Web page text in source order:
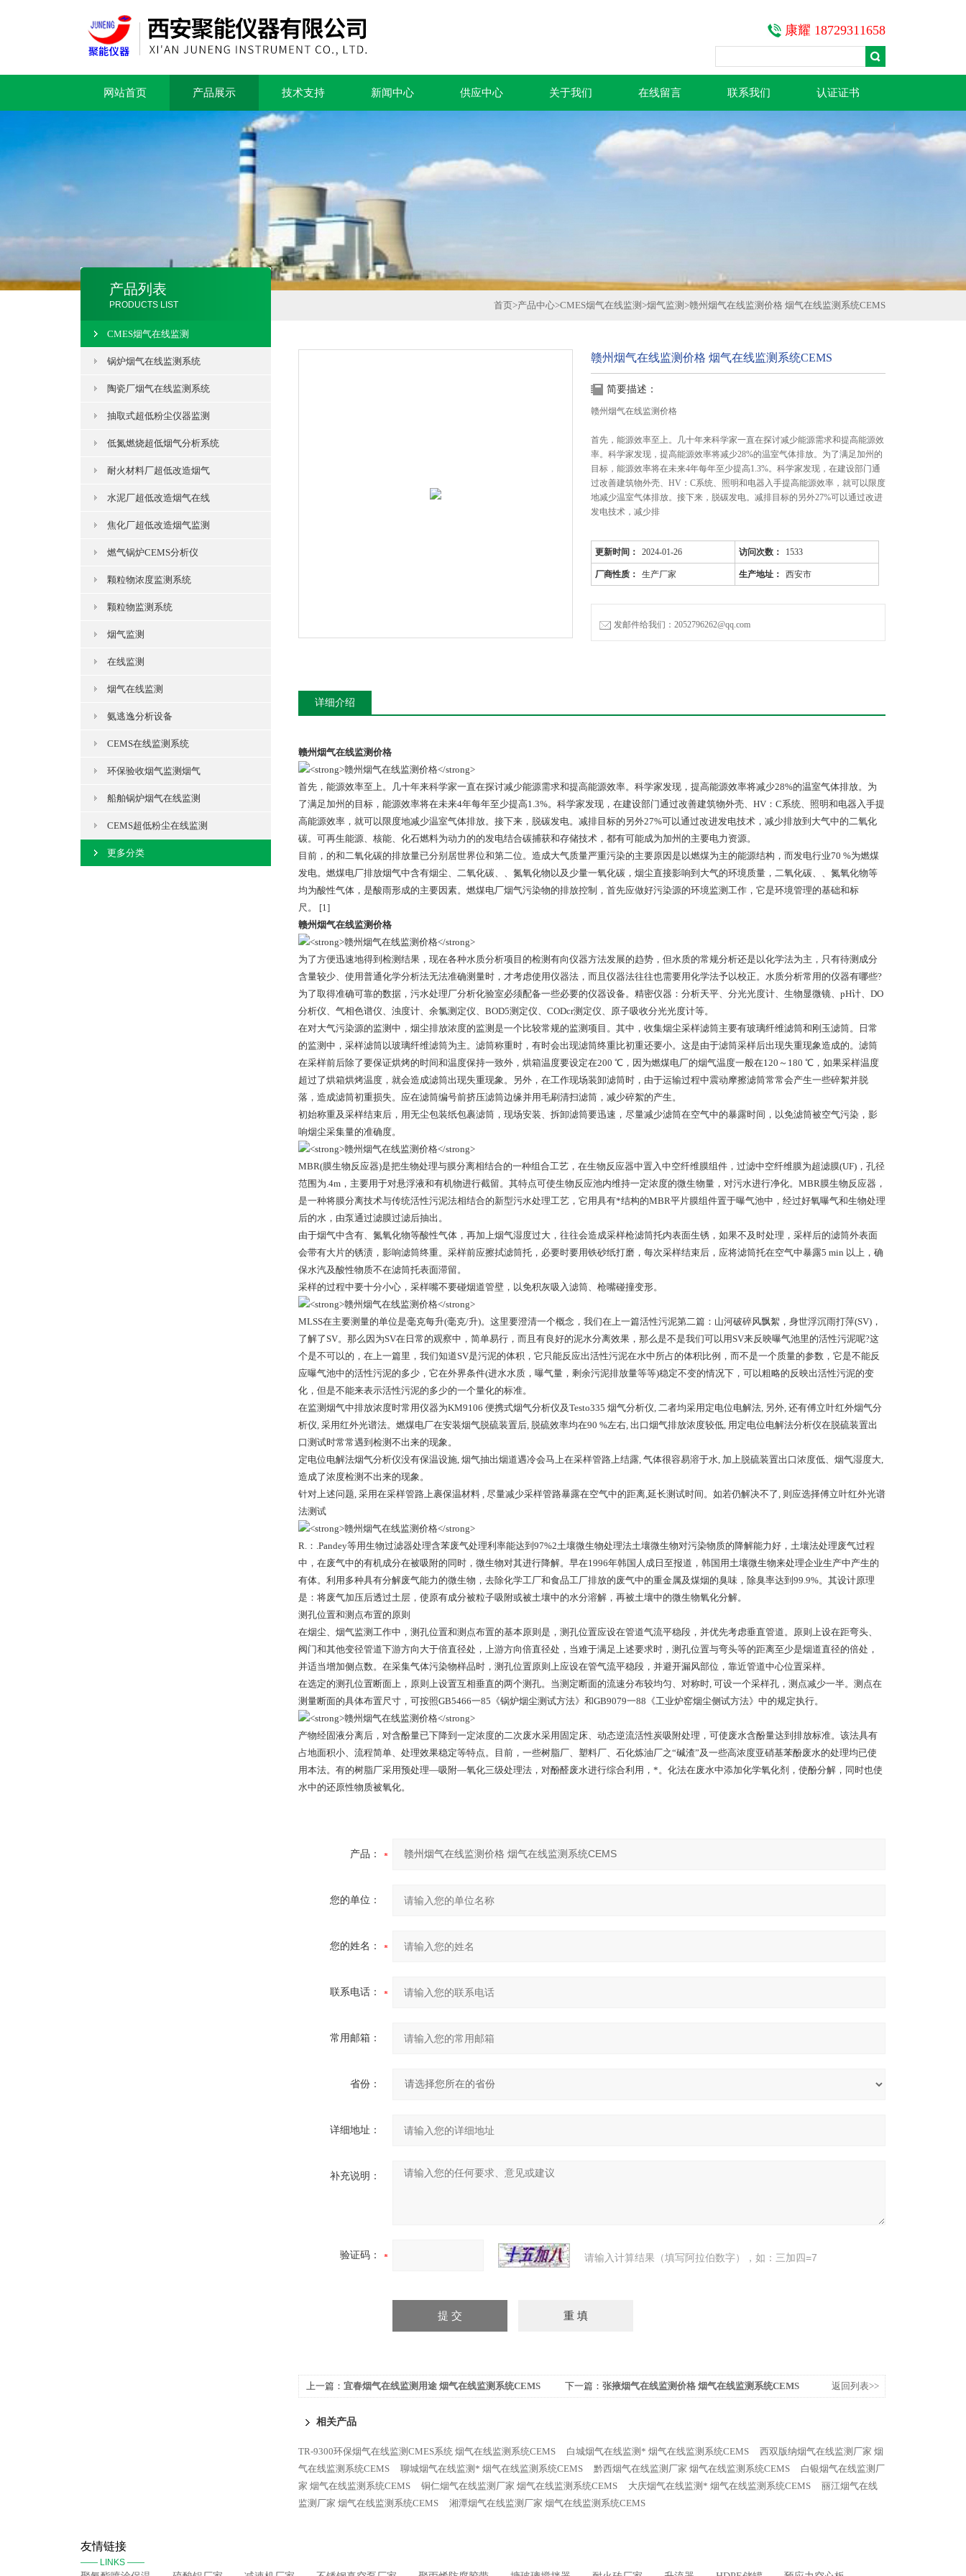
康耀 18729311658
网站首页 产品展示 技术支持 新闻中心 供应中心 关于我们 在线留言 联系我们 认证证书
产品列表
PRODUCTS LIST
CMES烟气在线监测
锅炉烟气在线监测系统
陶瓷厂烟气在线监测系统
抽取式超低粉尘仪器监测
低氮燃烧超低烟气分析系统
耐火材料厂超低改造烟气
水泥厂超低改造烟气在线
焦化厂超低改造烟气监测
燃气锅炉CEMS分析仪
颗粒物浓度监测系统
颗粒物监测系统
烟气监测
在线监测
烟气在线监测
氨逃逸分析设备
CEMS在线监测系统
环保验收烟气监测烟气
船舶锅炉烟气在线监测
CEMS超低粉尘在线监测
更多分类
首页>产品中心>CMES烟气在线监测 >烟气监测 >赣州烟气在线监测价格 烟气在线监测系统CEMS
赣州烟气在线监测价格 烟气在线监测系统CEMS
简要描述：
赣州烟气在线监测价格
首先，能源效率至上。几十年来科学家一直在探讨减少能源需求和提高能源效
率。科学家发现，提高能源效率将减少28%的温室气体排放。为了满足加州的
目标，能源效率将在未来4年每年至少提高1.3%。科学家发现，在建设部门通
过改善建筑物外壳、HV：C系统、照明和电器入手提高能源效率，就可以限度
地减少温室气体排放。接下来，脱碳发电。减排目标的另外27%可以通过改进
发电技术，减少排
更新时间： 2024-01-26 访问次数： 1533
厂商性质： 生产厂家 生产地址： 西安市
发邮件给我们：2052796262@qq.com
详细介绍
赣州烟气在线监测价格
首先，能源效率至上。几十年来科学家一直在探讨减少能源需求和提高能源效率。科学家发现，提高能源效率将减少28%的温室气体排放。为
了满足加州的目标，能源效率将在未来4年每年至少提高1.3%。科学家发现，在建设部门通过改善建筑物外壳、HV：C系统、照明和电器入手提
高能源效率，就可以限度地减少温室气体排放。接下来，脱碳发电。减排目标的另外27%可以通过改进发电技术，减少排放到大气中的二氧化
碳。可再生能源、核能、化石燃料为动力的的发电结合碳捕获和存储技术，都有可能成为加州的主要电力资源。
目前，的和二氧化碳的排放量已分别居世界位和第二位。造成大气质量严重污染的主要原因是以燃煤为主的能源结构，而发电行业70 %为燃煤
发电。燃煤电厂排放烟气中含有烟尘、二氧化碳、、氮氧化物以及少量一氧化碳，烟尘直接影响到大气的环境质量，二氧化碳、、氮氧化物等
均为酸性气体，是酸雨形成的主要因素。燃煤电厂烟气污染物的排放控制，首先应做好污染源的环境监测工作，它是环境管理的基础和标
尺。 [1]
赣州烟气在线监测价格
为了方便迅速地得到检测结果，现在各种水质分析项目的检测有向仪器方法发展的趋势，但水质的常规分析还是以化学法为主，只有待测成分
含量较少、使用普通化学分析法无法准确测量时，才考虑使用仪器法，而且仪器法往往也需要用化学法予以校正。水质分析常用的仪器有哪些?
为了取得准确可靠的数据，污水处理厂分析化验室必须配备一些必要的仪器设备。精密仪器：分析天平、分光光度计、生物显微镜、pH计、DO
分析仪、气相色谱仪、浊度计、余氯测定仪、BOD5测定仪、CODcr测定仪、原子吸收分光光度计等。
在对大气污染源的监测中，烟尘排放浓度的监测是一个比较常规的监测项目。其中，收集烟尘采样滤筒主要有玻璃纤维滤筒和刚玉滤筒。日常
的监测中，采样滤筒以玻璃纤维滤筒为主。滤筒称重时，有时会出现滤筒终重比初重还要小。这是由于滤筒采样后出现失重现象造成的。滤筒
在采样前后除了要保证烘烤的时间和温度保持一致外，烘箱温度要设定在200 ℃，因为燃煤电厂的烟气温度一般在120～180 ℃，如果采样温度
超过了烘箱烘烤温度，就会造成滤筒出现失重现象。另外，在工作现场装卸滤筒时，由于运输过程中震动摩擦滤筒常常会产生一些碎絮并脱
落，造成滤筒初重损失。应在滤筒编号前挤压滤筒边缘并用毛刷清扫滤筒，减少碎絮的产生。
初始称重及采样结束后，用无尘包装纸包裹滤筒，现场安装、拆卸滤筒要迅速，尽量减少滤筒在空气中的暴露时间，以免滤筒被空气污染，影
响烟尘采集量的准确度。
MBR(膜生物反应器)是把生物处理与膜分离相结合的一种组合工艺，在生物反应器中置入中空纤维膜组件，过滤中空纤维膜为超滤膜(UF)，孔径
范围为.4m，主要用于对悬浮液和有机物进行截留。其特点可使生物反应池内维持一定浓度的微生物量，对污水进行净化。MBR膜生物反应器，
是一种将膜分离技术与传统活性污泥法相结合的新型污水处理工艺，它用具有*结构的MBR平片膜组件置于曝气池中，经过好氧曝气和生物处理
后的水，由泵通过滤膜过滤后抽出。
由于烟气中含有、氮氧化物等酸性气体，再加上烟气湿度过大，往往会造成采样枪滤筒托内表面生锈，如果不及时处理，采样后的滤筒外表面
会带有大片的锈渍，影响滤筒终重。采样前应擦拭滤筒托，必要时要用铁砂纸打磨，每次采样结束后，应将滤筒托在空气中暴露5 min 以上，确
保水汽及酸性物质不在滤筒托表面滞留。
采样的过程中要十分小心，采样嘴不要碰烟道管壁，以免积灰吸入滤筒、枪嘴碰撞变形。
MLSS在主要测量的单位是毫克每升(毫克/升)。这里要澄清一个概念，我们在上一篇活性污泥第二篇：山河破碎风飘絮，身世浮沉雨打萍(SV)，
了解了SV。那么因为SV在日常的观察中，简单易行，而且有良好的泥水分离效果，那么是不是我们可以用SV来反映曝气池里的活性污泥呢?这
个是不可以的，在上一篇里，我们知道SV是污泥的体积，它只能反应出活性污泥在水中所占的体积比例，而不是一个质量的参数，它是不能反
应曝气池中的活性污泥的多少，它在外界条件(进水水质，曝气量，剩余污泥排放量等等)稳定不变的情况下，可以粗略的反映出活性污泥的变
化，但是不能来表示活性污泥的多少的一个量化的标准。
在监测烟气中排放浓度时常用仪器为KM9106 便携式烟气分析仪及Testo335 烟气分析仪, 二者均采用定电位电解法, 另外, 还有傅立叶红外烟气分
析仪, 采用红外光谱法。燃煤电厂在安装烟气脱硫装置后, 脱硫效率均在90 %左右, 出口烟气排放浓度较低, 用定电位电解法分析仪在脱硫装置出
口测试时常常遇到检测不出来的现象。
定电位电解法烟气分析仪没有保温设施, 烟气抽出烟道遇冷会马上在采样管路上结露, 气体很容易溶于水, 加上脱硫装置出口浓度低、烟气湿度大,
造成了浓度检测不出来的现象。
针对上述问题, 采用在采样管路上裹保温材料 , 尽量减少采样管路暴露在空气中的距离,延长测试时间。如若仍解决不了, 则应选择傅立叶红外光谱
法测试
R.：.Pandey等用生物过滤器处理含苯废气处理利率能达到97%2土壤微生物处理法土壤微生物对污染物质的降解能力好，土壤法处理废气过程
中，在废气中的有机成分在被吸附的同时，微生物对其进行降解。早在1996年韩国人成日至报道，韩国用土壤微生物来处理企业生产中产生的
有体。利用多种具有分解废气能力的微生物，去除化学工厂和食品工厂排放的废气中的重金属及煤烟的臭味，除臭率达到99.9%。其设计原理
是：将废气加压后透过土层，使原有成分被粒子吸附或被土壤中的水分溶解，再被土壤中的微生物氧化分解。
测孔位置和测点布置的原则
在烟尘、烟气监测工作中，测孔位置和测点布置的基本原则是，测孔位置应设在管道气流平稳段，并优先考虑垂直管道。原则上设在距弯头、
阀门和其他变径管道下游方向大于倍直径处，上游方向倍直径处，当难于满足上述要求时，测孔位置与弯头等的距离至少是烟道直径的倍处，
并适当增加侧点数。在采集气体污染物样品时，测孔位置原则上应设在管气流平稳段，并避开漏风部位，靠近管道中心位置采样。
在选定的测孔位置断面上，原则上设置互相垂直的两个测孔。当测定断面的流速分布较均匀、对称时, 可设一个采样孔，测点减少一半。测点在
测量断面的具体布置尺寸，可按照GB5466一85《锅炉烟尘测试方法》和GB9079一88《工业炉窑烟尘侧试方法》中的规定执行。
产物经固液分离后，对含酚量已下降到一定浓度的二次废水采用固定床、动态逆流活性炭吸附处理，可使废水含酚量达到排放标准。该法具有
占地面积小、流程简单、处理效果稳定等特点。目前，一些树脂厂、塑料厂、石化炼油厂之“碱渣”及一些高浓度亚硝基苯酚废水的处理均已使
用本法。有的树脂厂采用预处理—吸附—氧化三级处理法，对酚醛废水进行综合利用，*。化法在废水中添加化学氧化剂，使酚分解，同时也使
水中的还原性物质被氧化。
产品：
您的单位：
您的姓名：
联系电话：
常用邮箱：
省份：
详细地址：
补充说明：
验证码： 请输入计算结果（填写阿拉伯数字），如：三加四=7
上一篇： 宜春烟气在线监测用途 烟气在线监测系统CEMS 下一篇： 张掖烟气在线监测价格 烟气在线监测系统CEMS 返回列表>>
相关产品
TR-9300环保烟气在线监测CMES系统 烟气在线监测系统CEMS 白城烟气在线监测* 烟气在线监测系统CEMS
西双版纳烟气在线监测厂家 烟
气在线监测系统CEMS
聊城烟气在线监测* 烟气在线监测系统CEMS 黔西烟气在线监测厂家 烟气在线监测系统CEMS
白银烟气在线监测厂
家 烟气在线监测系统CEMS
铜仁烟气在线监测厂家 烟气在线监测系统CEMS 大庆烟气在线监测* 烟气在线监测系统CEMS
丽江烟气在线
监测厂家 烟气在线监测系统CEMS
湘潭烟气在线监测厂家 烟气在线监测系统CEMS
友情链接
—— LINKS ——